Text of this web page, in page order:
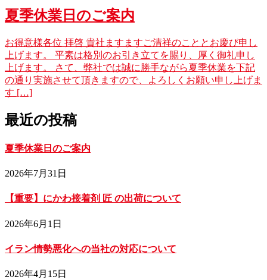
夏季休業日のご案内
お得意様各位 拝啓 貴社ますますご清祥のこととお慶び申し
上げます。 平素は格別のお引き立てを賜り、厚く御礼申し
上げます。 さて、弊社では誠に勝手ながら夏季休業を下記
の通り実施させて頂きますので、よろしくお願い申し上げま
す […]
最近の投稿
夏季休業日のご案内
2026年7月31日
【重要】にかわ接着剤 匠 の出荷について
2026年6月1日
イラン情勢悪化への当社の対応について
2026年4月15日